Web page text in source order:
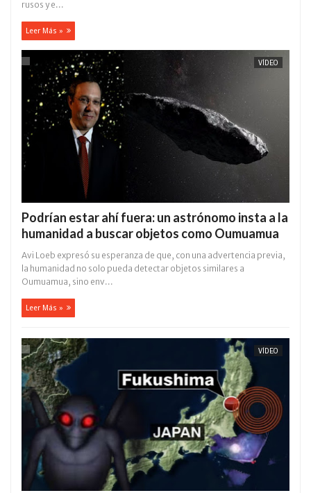
rusos y e...
Leer Más »
VÍDEO
Podrían estar ahí fuera: un astrónomo insta a la
humanidad a buscar objetos como Oumuamua
Avi Loeb expresó su esperanza de que, con una advertencia previa,
la humanidad no solo pueda detectar objetos similares a
Oumuamua, sino env...
Leer Más »
VÍDEO